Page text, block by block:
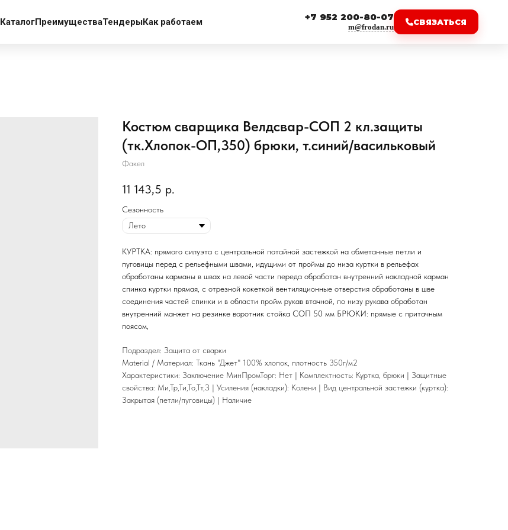
КаталогПреимуществаТендерыКак работаем +7 952 200-80-07
m@frodan.ru
СВЯЗАТЬСЯ
Костюм сварщика Велдсвар-СОП 2 кл.защиты
(тк.Хлопок-ОП,350) брюки, т.синий/васильковый
Факел
11 143,5 р.
Сезонность
КУРТКА: прямого силуэта с центральной потайной застежкой на обметанные петли и
пуговицы перед с рельефными швами, идущими от проймы до низа куртки в рельефах
обработаны карманы в швах на левой части переда обработан внутренний накладной карман
спинка куртки прямая, с отрезной кокеткой вентиляционные отверстия обработаны в шве
соединения частей спинки и в области пройм рукав втачной, по низу рукава обработан
внутренний манжет на резинке воротник стойка СОП 50 мм БРЮКИ: прямые с притачным
поясом,
Подраздел: Защита от сварки
Material / Материал: Ткань "Джет" 100% хлопок, плотность 350г/м2
Характеристики: Заключение МинПромТорг: Нет | Комплектность: Куртка, брюки | Защитные
свойства: Ми,Тр,Ти,То,Тт,З | Усиления (накладки): Колени | Вид центральной застежки (куртка):
Закрытая (петли/пуговицы) | Наличие